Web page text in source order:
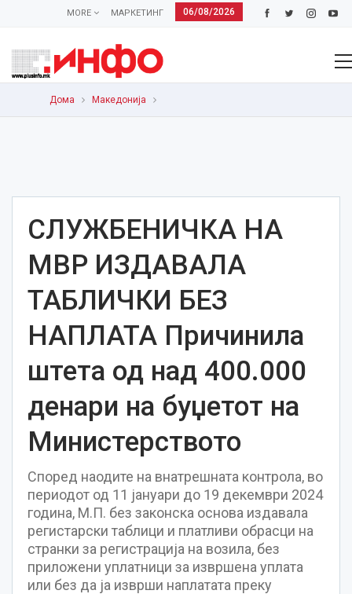
06/08/2026
МАРКЕТИНГ
MORE
Дома Македонија
СЛУЖБЕНИЧКА НА
МВР ИЗДАВАЛА
ТАБЛИЧКИ БЕЗ
НАПЛАТА Причинила
штета од над 400.000
денари на буџетот на
Министерството
Според наодите на внатрешната контрола, во
периодот од 11 јануари до 19 декември 2024
година, М.П. без законска основа издавала
регистарски таблици и платливи обрасци на
странки за регистрација на возила, без
приложени уплатници за извршена уплата
или без да ја изврши наплатата преку